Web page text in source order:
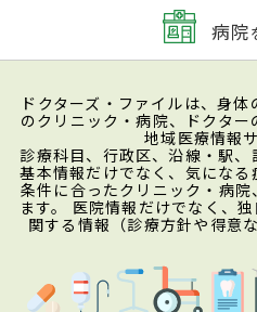
病院
ドクターズ・ファイルは、身
のクリニック・病院、ドクタ
地域医療情報
診療科目、行政区、沿線・駅
基本情報だけでなく、気にな
条件に合ったクリニック・病
ます。 医院情報だけでなく、
関する情報（診療方針や得意